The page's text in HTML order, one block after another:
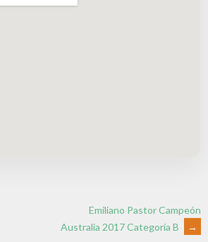
Emiliano Pastor Campeón
Australia 2017 Categoría B
→